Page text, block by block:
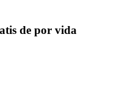
de por vida